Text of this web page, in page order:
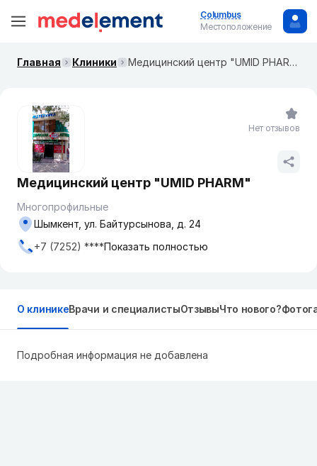
Columbus
Местоположение
Главная Клиники Медицинский центр "UMID PHARM"
Медицинский центр "UMID PHARM"
Многопрофильные
Шымкент, ул. Байтурсынова, д. 24
+7 (7252) ****Показать полностью
Нет отзывов
О клиникеВрачи и специалистыОтзывыЧто нового?
Подробная информация не добавлена